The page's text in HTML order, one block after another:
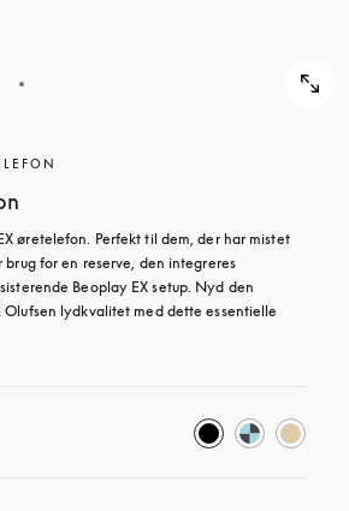
øretelefon. Perfekt til dem, der har mistet
for en reserve, den integreres
Beoplay EX setup. Nyd den
Olufsen lydkvalitet med dette essentielle